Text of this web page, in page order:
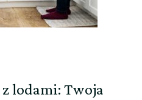
lodami: Twoja